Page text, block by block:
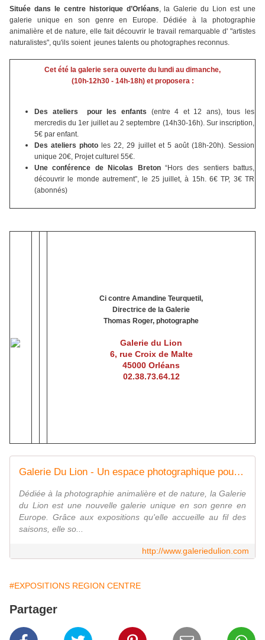
Située dans le centre historique d’Orléans, la Galerie du Lion est une
galerie unique en son genre en Europe. Dédiée à la photographie
animalière et de nature, elle fait découvrir le travail remarquable d' "artistes
naturalistes", qu'ils soient jeunes talents ou photographes reconnus.
Cet été la galerie sera ouverte du lundi au dimanche,
(10h-12h30 - 14h-18h) et proposera :
Des ateliers pour les enfants (entre 4 et 12 ans), tous les
mercredis du 1er juillet au 2 septembre (14h30-16h). Sur inscription,
5€ par enfant.
Des ateliers photo les 22, 29 juillet et 5 août (18h-20h). Session
unique 20€, Projet culturel 55€.
Une conférence de Nicolas Breton“Hors des sentiers battus,
découvrir le monde autrement”, le 25 juillet, à 15h. 6€ TP, 3€ TR
(abonnés)
Ci contre Amandine Teurquetil,
Directrice de la Galerie
Thomas Roger, photographe
Galerie du Lion
6, rue Croix de Malte
45000 Orléans
02.38.73.64.12
Galerie Du Lion - Un espace photographique pour la nature
Dédiée à la photographie animalière et de nature, la Galerie
du Lion est une nouvelle galerie unique en son genre en
Europe. Grâce aux expositions qu'elle accueille au fil des
saisons, elle so...
http://www.galeriedulion.com
#EXPOSITIONS REGION CENTRE
Partager